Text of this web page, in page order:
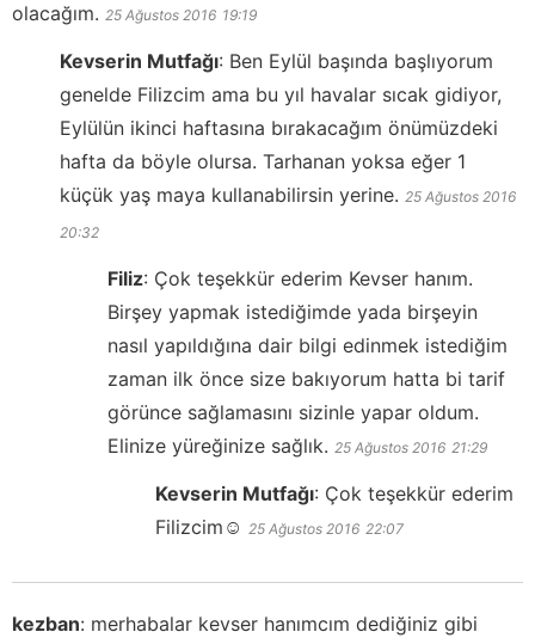
olacağım. 25 Ağustos 2016 19:19
Kevserin Mutfağı: Ben Eylül başında başlıyorum
genelde Filizcim ama bu yıl havalar sıcak gidiyor,
Eylülün ikinci haftasına bırakacağım önümüzdeki
hafta da böyle olursa. Tarhanan yoksa eğer 1
küçük yaş maya kullanabilirsin yerine. 25 Ağustos 2016
20:32
Filiz: Çok teşekkür ederim Kevser hanım.
Birşey yapmak istediğimde yada birşeyin
nasıl yapıldığına dair bilgi edinmek istediğim
zaman ilk önce size bakıyorum hatta bi tarif
görünce sağlamasını sizinle yapar oldum.
Elinize yüreğinize sağlık. 25 Ağustos 2016 21:29
Kevserin Mutfağı: Çok teşekkür ederim
Filizcim☺️ 25 Ağustos 2016 22:07
kezban: merhabalar kevser hanımcım dediğiniz gibi